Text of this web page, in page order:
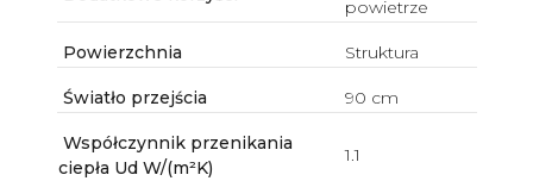
powietrze
Powierzchnia Struktura
Światło przejścia 90 cm
Współczynnik przenikania
ciepła Ud W/(m²K)
1.1